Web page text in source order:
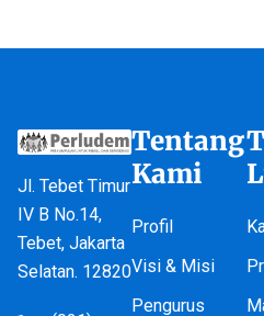
Jl. Tebet Timur
IV B No.14,
Tebet, Jakarta
Selatan. 12820
Tentang
Kami
Profil
Visi & Misi
Pengurus